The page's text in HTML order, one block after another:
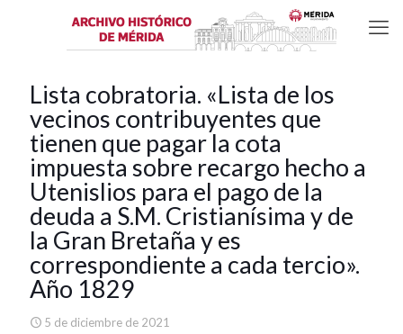
Lista cobratoria. «Lista de los
vecinos contribuyentes que
tienen que pagar la cota
impuesta sobre recargo hecho a
Utenislios para el pago de la
deuda a S.M. Cristianísima y de
la Gran Bretaña y es
correspondiente a cada tercio».
Año 1829
5 de diciembre de 2021